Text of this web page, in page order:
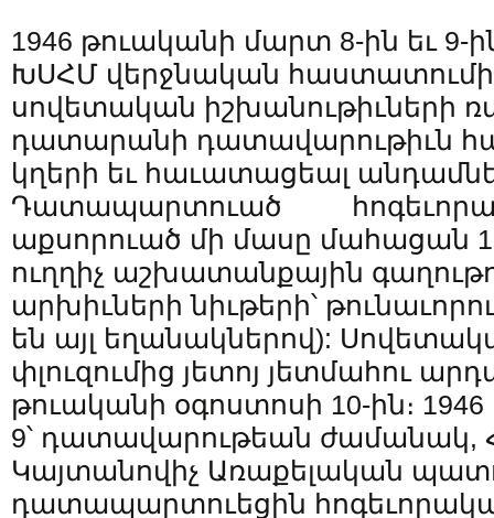
1946 թուականի մարտ 8-ին եւ 9-
ԽՍՀՄ վերջնական
սովետական իշխանութիւների
դատարանի դատավարութիւն
կղերի եւ հաւատացեալ
Դատապարտուած
աքսորուած մի մասը մահացան
ուղղիչ աշխատանքային
արխիւների նիւթերի՝
են այլ եղանակներով):
փլուզումից յետոյ յետմահու
թուականի օգոստոսի 10-ին։
9՝ դատավարութեան ժամանակ,
Կայտանովիչ Առաքելական
դատապարտուեցին